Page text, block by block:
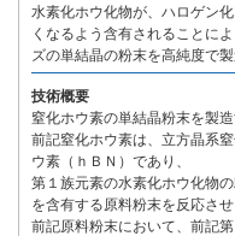
水素化ホウ化物が、ハロゲン
くなるよう含有されることに
ズの単結晶の粉末を高純度で製
技術概要
窒化ホウ素の単結晶粉末を製造
前記窒化ホウ素は、立方晶系
ウ素（ｈＢＮ）であり、
第１族元素の水素化ホウ化物
を含有する原料粉末を反応さ
前記原料粉末において、前記